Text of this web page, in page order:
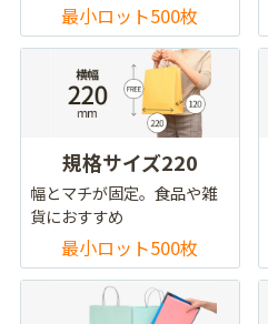
最小ロット500枚
規格サイズ220
幅とマチが固定。食品や雑
貨におすすめ
最小ロット500枚